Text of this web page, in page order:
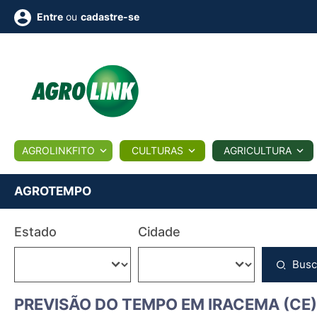
BIOLÓGICOS COTAÇÕES NOTÍCIAS
Conversor Colunistas Eventos
Vídeos
Entre ou cadastre-se
AGROLINKFITO CULTURAS AGRICULTURA
AGROTEMPO
Estado Cidade
PREVISÃO DO TEMPO EM IRACEMA (CE)